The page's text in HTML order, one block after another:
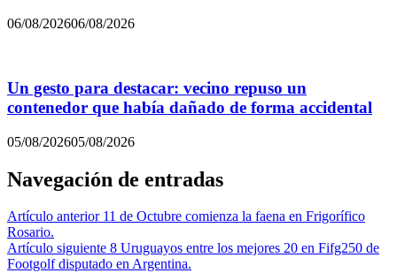
06/08/202606/08/2026
Un gesto para destacar: vecino repuso un
contenedor que había dañado de forma accidental
05/08/202605/08/2026
Navegación de entradas
Artículo anterior 11 de Octubre comienza la faena en Frigorífico
Rosario.
Artículo siguiente 8 Uruguayos entre los mejores 20 en Fifg250 de
Footgolf disputado en Argentina.